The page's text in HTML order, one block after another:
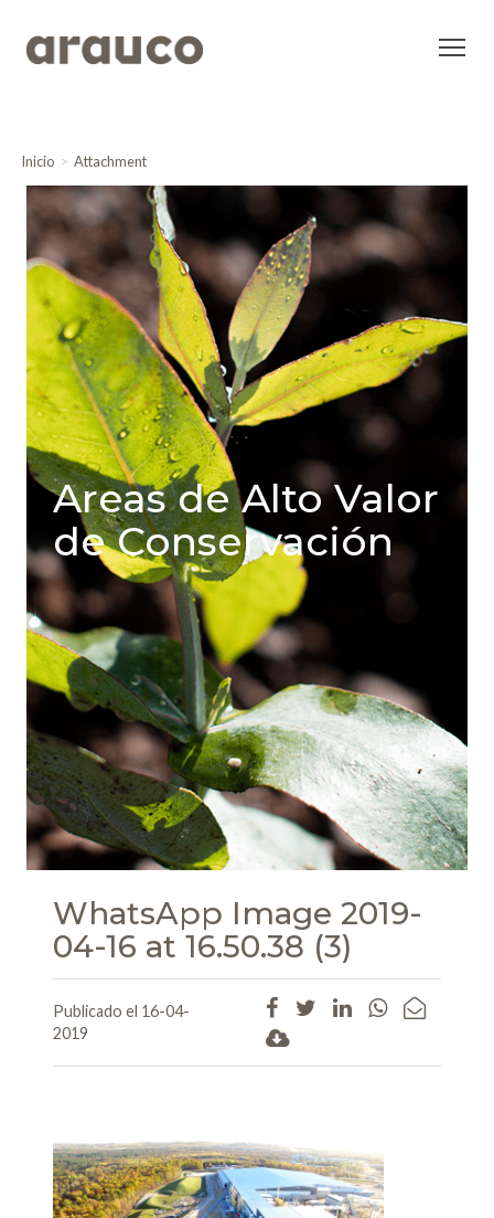
Inicio Attachment
Areas de Alto Valor
de Conservación
WhatsApp Image 2019-
04-16 at 16.50.38 (3)
Publicado el 16-04-
2019